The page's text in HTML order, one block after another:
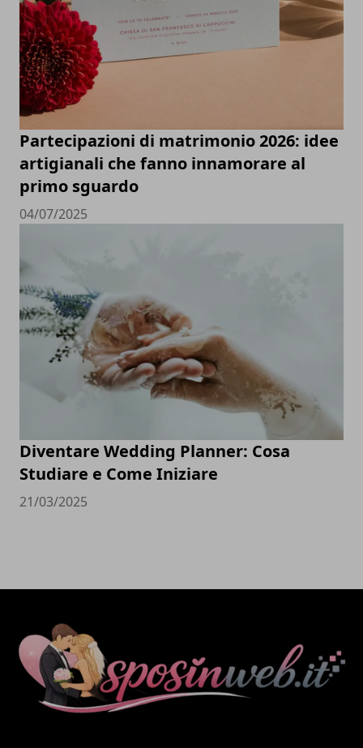
Partecipazioni di matrimonio 2026: idee
artigianali che fanno innamorare al
primo sguardo
04/07/2025
Diventare Wedding Planner: Cosa
Studiare e Come Iniziare
21/03/2025